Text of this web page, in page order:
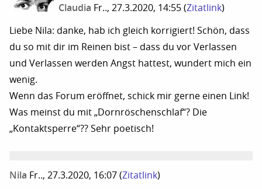
Claudia Fr.., 27.3.2020, 14:55 (Zitatlink)
Liebe Nila: danke, hab ich gleich korrigiert! Schön, dass
du so mit dir im Reinen bist – dass du vor Verlassen
und Verlassen werden Angst hattest, wundert mich ein
wenig.
Wenn das Forum eröffnet, schick mir gerne einen Link!
Was meinst du mit „Dornröschenschlaf“? Die
„Kontaktsperre“?? Sehr poetisch!
Nila Fr.., 27.3.2020, 16:07 (Zitatlink)